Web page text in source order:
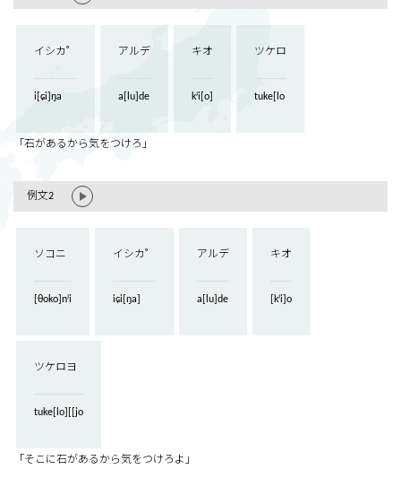
イシカ゜
i[ɕi]ŋa
アルデ
a[lu]de
キオ
kʲi[o]
ツケロ
tuke[lo
「石があるから気をつけろ」
例文2
ソコニ
[θoko]nʲi
イシカ゜
iɕi[ŋa]
アルデ
a[lu]de
キオ
[kʲi]o
ツケロヨ
tuke[lo][[jo
「そこに石があるから気をつけろよ」